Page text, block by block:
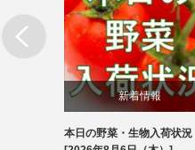
新着情報
ブログ
本日の野菜・生物入荷状